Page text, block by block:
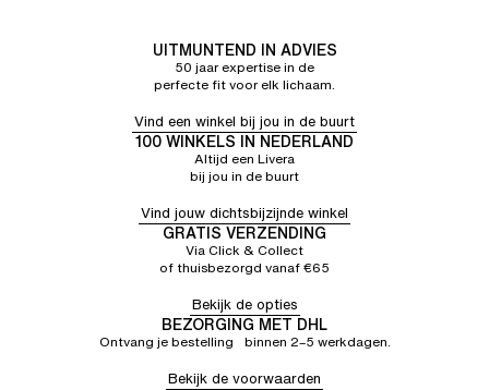
UITMUNTEND IN ADVIES
50 jaar expertise in de
perfecte fit voor elk lichaam.
Vind een winkel bij jou in de buurt
100 WINKELS IN NEDERLAND
Altijd een Livera
bij jou in de buurt
Vind jouw dichtsbijzijnde winkel
GRATIS VERZENDING
Via Click & Collect
of thuisbezorgd vanaf €65
Bekijk de opties
BEZORGING MET DHL
Ontvang je bestelling binnen 2–5 werkdagen.
Bekijk de voorwaarden